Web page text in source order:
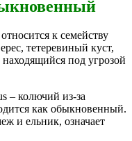
к семейству
тетеревиный куст,
под угрозой
– колючий из-за
как обыкновенный.
и ельник, означает